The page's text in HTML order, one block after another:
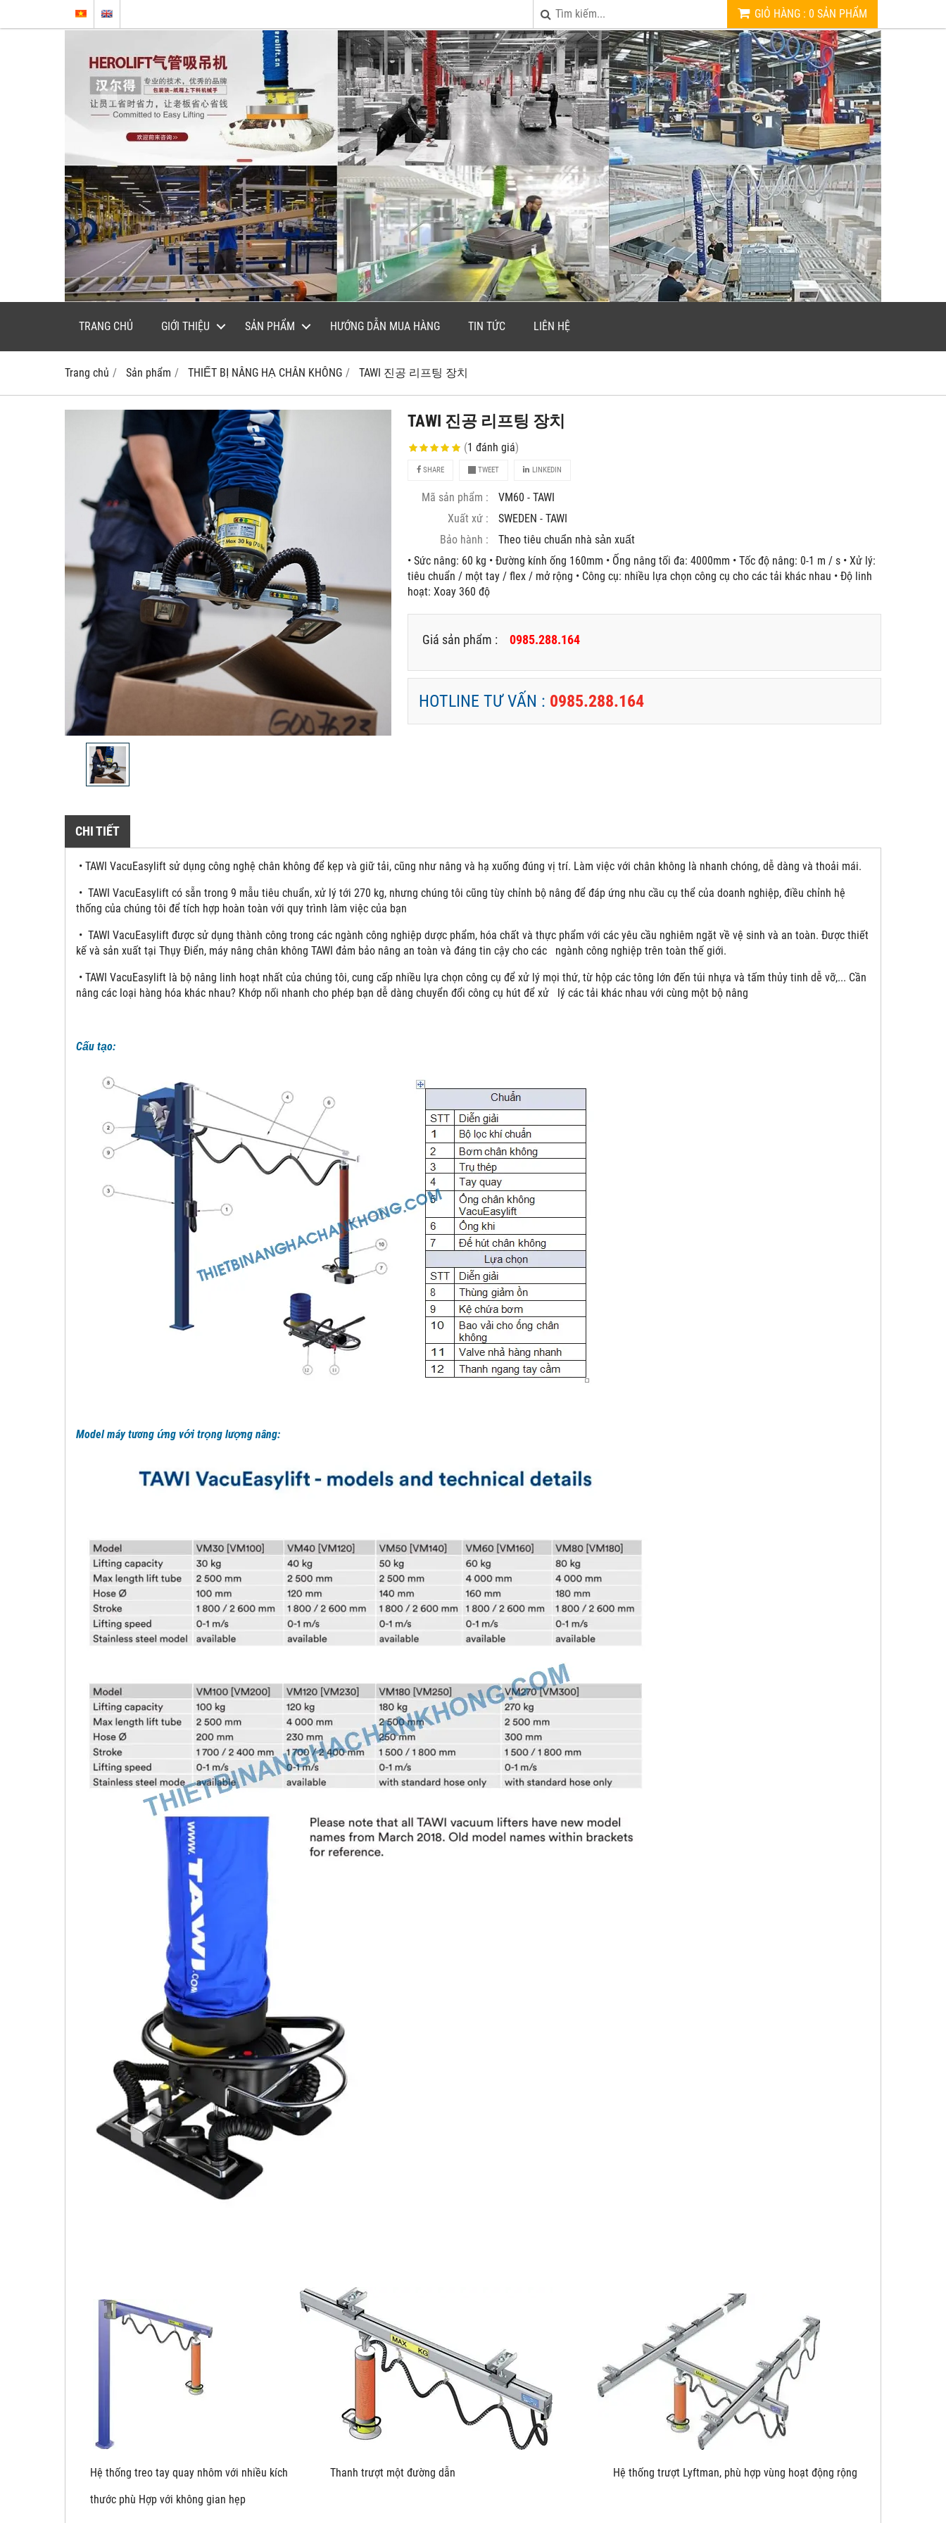
GIỎ HÀNG : 0 SẢN PHẨM
TRANG CHỦ GIỚI THIỆU SẢN PHẨM HƯỚNG DẪN MUA HÀNG TIN TỨC LIÊN HỆ
Trang chủ Sản phẩm THIẾT BỊ NÂNG HẠ CHÂN KHÔNG TAWI 진공 리프팅 장치
TAWI 진공 리프팅 장치
(1đánh giá)
SHARE TWEET LINKEDIN
Mã sản phẩm :
VM60 - TAWI
Xuất xứ :
SWEDEN - TAWI
Bảo hành :
Theo tiêu chuẩn nhà sản xuất
• Sức nâng: 60 kg • Đường kính ống 160mm • Ống nâng tối đa: 4000mm • Tốc độ nâng: 0-1 m / s • Xử lý:
tiêu chuẩn / một tay / flex / mở rộng • Công cụ: nhiều lựa chọn công cụ cho các tải khác nhau • Độ linh
hoạt: Xoay 360 độ
Giá sản phẩm : 0985.288.164
HOTLINE TƯ VẤN : 0985.288.164
CHI TIẾT
• TAWI VacuEasylift sử dụng công nghệ chân không để kẹp và giữ tải, cũng như nâng và hạ xuống đúng vị trí. Làm việc với chân không là nhanh chóng, dễ dàng và thoải mái.
• TAWI VacuEasylift có sẵn trong 9 mẫu tiêu chuẩn, xử lý tới 270 kg, nhưng chúng tôi cũng tùy chỉnh bộ nâng để đáp ứng nhu cầu cụ thể của doanh nghiệp, điều chỉnh hệ
thống của chúng tôi để tích hợp hoàn toàn với quy trình làm việc của bạn
• TAWI VacuEasylift được sử dụng thành công trong các ngành công nghiệp dược phẩm, hóa chất và thực phẩm với các yêu cầu nghiêm ngặt về vệ sinh và an toàn. Được thiết
kế và sản xuất tại Thụy Điển, máy nâng chân không TAWI đảm bảo nâng an toàn và đáng tin cậy cho các ngành công nghiệp trên toàn thế giới.
• TAWI VacuEasylift là bộ nâng linh hoạt nhất của chúng tôi, cung cấp nhiều lựa chọn công cụ để xử lý mọi thứ, từ hộp các tông lớn đến túi nhựa và tấm thủy tinh dễ vỡ,... Cần
nâng các loại hàng hóa khác nhau? Khớp nối nhanh cho phép bạn dễ dàng chuyển đổi công cụ hút để xử lý các tải khác nhau với cùng một bộ nâng
Cấu tạo:
Model máy tương ứng với trọng lượng nâng:
Hệ thống treo tay quay nhôm với nhiều kích Thanh trượt một đường dẫn Hệ thống trượt Lyftman, phù hợp vùng hoạt động rộng
thước phù Hợp với không gian hẹp